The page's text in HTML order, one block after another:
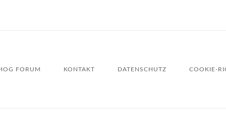
FORUM KONTAKT DATENSCHUTZ COOKIE-